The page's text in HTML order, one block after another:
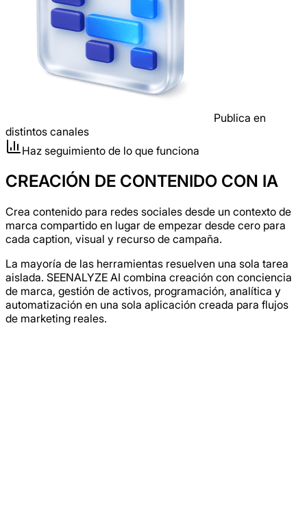
Publica en
distintos canales
Haz seguimiento de lo que funciona
CREACIÓN DE CONTENIDO CON IA
Crea contenido para redes sociales desde un contexto de
marca compartido en lugar de empezar desde cero para
cada caption, visual y recurso de campaña.
La mayoría de las herramientas resuelven una sola tarea
aislada. SEENALYZE AI combina creación con conciencia
de marca, gestión de activos, programación, analítica y
automatización en una sola aplicación creada para flujos
de marketing reales.